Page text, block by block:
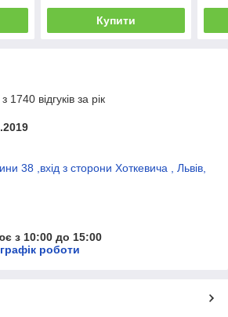
Купити
1740 відгуків за рік
38 ,вхід з сторони Хоткевича , Львів,
з 10:00 до 15:00
роботи